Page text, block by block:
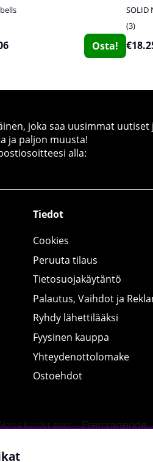
Osta!
SOLID
3
joka saa uusimmat
ja paljon muusta!
alla:
Tiedot
Cookies
Peruuta tilaus
Tietosuojakäytäntö
Palautus, Vaihdot ja
Ryhdy lähettilääksi
Fyysinen kauppa
Yhteydenottolomake
Ostoehdot